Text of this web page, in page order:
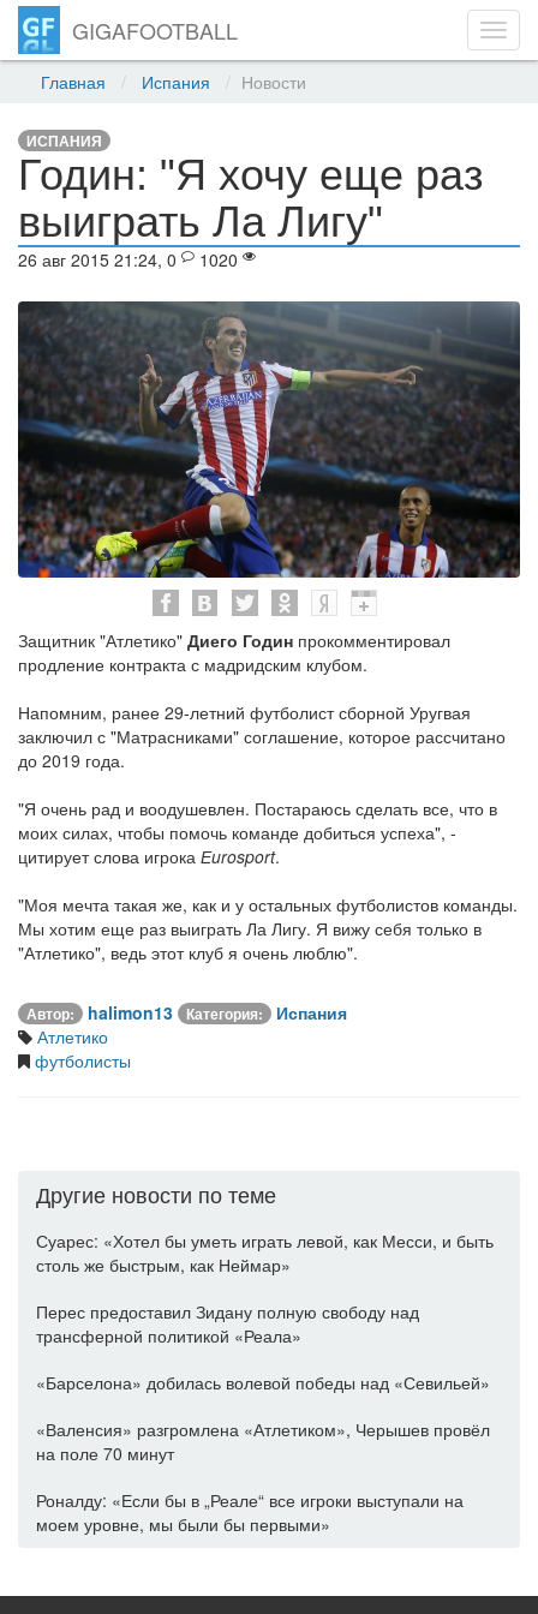
GIGAFOOTBALL
Главная Испания Новости
ИСПАНИЯ
Годин: "Я хочу еще раз
выиграть Ла Лигу"
26 авг 2015 21:24, 0 1020
Защитник "Атлетико" Диего Годин прокомментировал
продление контракта с мадридским клубом.
Напомним, ранее 29-летний футболист сборной Уругвая
заключил с "Матрасниками" соглашение, которое рассчитано
до 2019 года.
"Я очень рад и воодушевлен. Постараюсь сделать все, что в
моих силах, чтобы помочь команде добиться успеха", -
цитирует слова игрока Еurosport.
"Моя мечта такая же, как и у остальных футболистов команды.
Мы хотим еще раз выиграть Ла Лигу. Я вижу себя только в
"Атлетико", ведь этот клуб я очень люблю".
Автор: halimon13 Категория:
Испания
Атлетико
футболисты
Другие новости по теме
Суарес: «Хотел бы уметь играть левой, как Месси, и быть
столь же быстрым, как Неймар»
Перес предоставил Зидану полную свободу над
трансферной политикой «Реала»
«Барселона» добилась волевой победы над «Севильей»
«Валенсия» разгромлена «Атлетиком», Черышев провёл
на поле 70 минут
Роналду: «Если бы в „Реале“ все игроки выступали на
моем уровне, мы были бы первыми»